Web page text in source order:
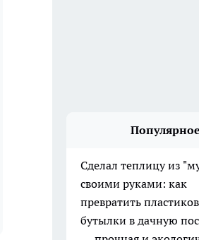
Популярное
Сделал теплицу из
своими руками: как
превратить
бутылки в дачную